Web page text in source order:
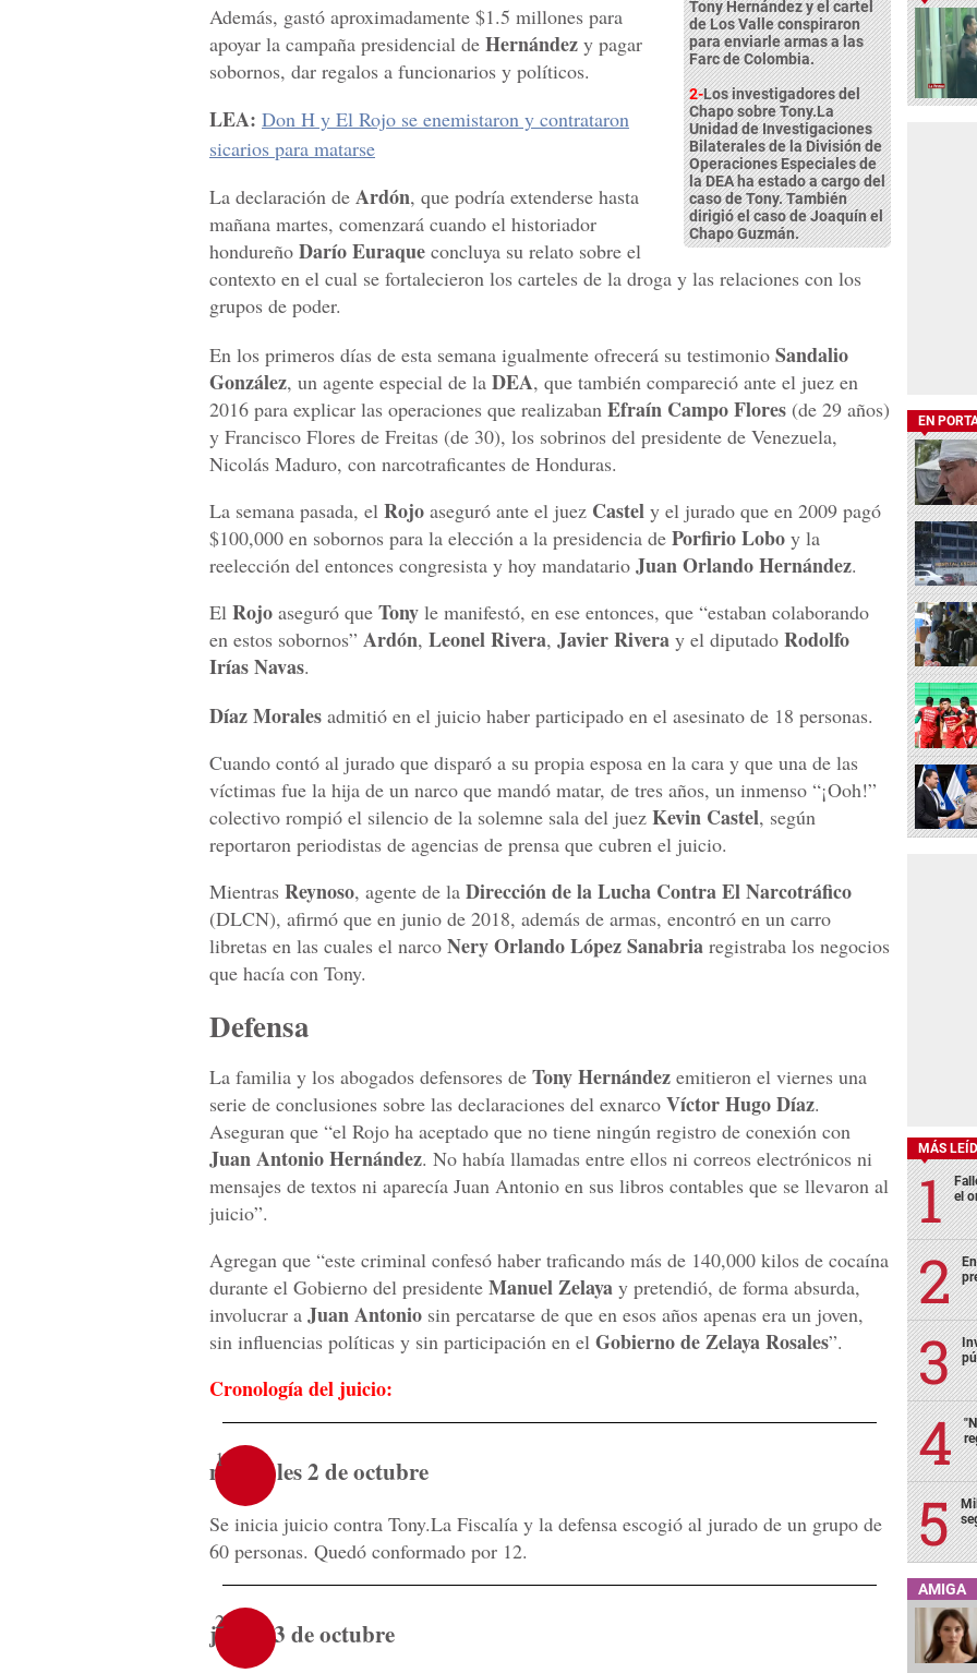
Tony Hernández y el cartel
de Los Valle conspiraron
para enviarle armas a las
Farc de Colombia.
2-Los investigadores del
Chapo sobre Tony.La
Unidad de Investigaciones
Bilaterales de la División de
Operaciones Especiales de
la DEA ha estado a cargo del
caso de Tony. También
dirigió el caso de Joaquín el
Chapo Guzmán.
Además, gastó aproximadamente $1.5 millones para
apoyar la campaña presidencial de Hernández y pagar
sobornos, dar regalos a funcionarios y políticos.
LEA: Don H y El Rojo se enemistaron y contrataron
sicarios para matarse
La declaración de Ardón, que podría extenderse hasta
mañana martes, comenzará cuando el historiador
hondureño Darío Euraque concluya su relato sobre el
contexto en el cual se fortalecieron los carteles de la droga y las relaciones con los
grupos de poder.
En los primeros días de esta semana igualmente ofrecerá su testimonio Sandalio
González, un agente especial de la DEA, que también compareció ante el juez en
2016 para explicar las operaciones que realizaban Efraín Campo Flores (de 29 años)
y Francisco Flores de Freitas (de 30), los sobrinos del presidente de Venezuela,
Nicolás Maduro, con narcotraficantes de Honduras.
La semana pasada, el Rojo aseguró ante el juez Castel y el jurado que en 2009 pagó
$100,000 en sobornos para la elección a la presidencia de Porfirio Lobo y la
reelección del entonces congresista y hoy mandatario Juan Orlando Hernández.
El Rojo aseguró que Tony le manifestó, en ese entonces, que “estaban colaborando
en estos sobornos” Ardón, LeonelRivera, Javier Rivera y el diputado Rodolfo
Irías Navas.
Díaz Morales admitió en el juicio haber participado en el asesinato de 18 personas.
Cuando contó al jurado que disparó a su propia esposa en la cara y que una de las
víctimas fue la hija de un narco que mandó matar, de tres años, un inmenso “¡Ooh!”
colectivo rompió el silencio de la solemne sala del juez Kevin Castel, según
reportaron periodistas de agencias de prensa que cubren el juicio.
Mientras Reynoso, agente de la Dirección de la Lucha Contra El Narcotráfico
(DLCN), afirmó que en junio de 2018, además de armas, encontró en un carro
libretas en las cuales el narco Nery Orlando López Sanabria registraba los negocios
que hacía con Tony.
Defensa
La familia y los abogados defensores de Tony Hernández emitieron el viernes una
serie de conclusiones sobre las declaraciones del exnarco Víctor Hugo Díaz.
Aseguran que “el Rojo ha aceptado que no tiene ningún registro de conexión con
Juan Antonio Hernández. No había llamadas entre ellos ni correos electrónicos ni
mensajes de textos ni aparecía Juan Antonio en sus libros contables que se llevaron al
juicio”.
Agregan que “este criminal confesó haber traficando más de 140,000 kilos de cocaína
durante el Gobierno del presidente Manuel Zelaya y pretendió, de forma absurda,
involucrar a Juan Antonio sin percatarse de que en esos años apenas era un joven,
sin influencias políticas y sin participación en el Gobierno de Zelaya Rosales”.
Cronología del juicio:
1
miércoles 2 de octubre
Se inicia juicio contra Tony.La Fiscalía y la defensa escogió al jurado de un grupo de
60 personas. Quedó conformado por 12.
2
jueves 3 de octubre
EN
MÁS
el
AMIGA